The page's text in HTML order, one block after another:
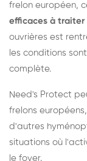
frelon européen,
efficaces à traiter
ouvrières est
les conditions
complète.
Need's Protect
frelons
d'autres
situations où
le foyer.